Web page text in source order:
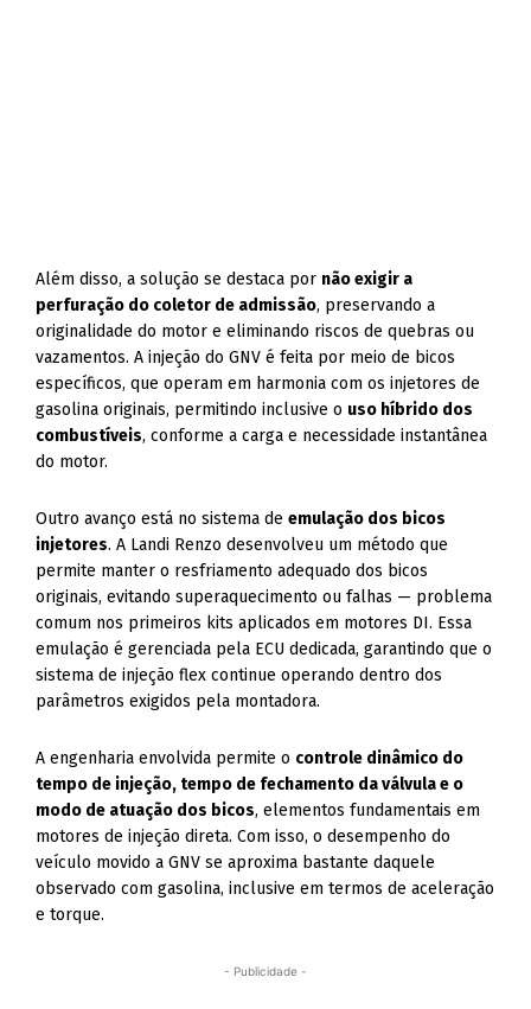
Além disso, a solução se destaca por não exigir a
perfuração do coletor de admissão, preservando a
originalidade do motor e eliminando riscos de quebras ou
vazamentos. A injeção do GNV é feita por meio de bicos
específicos, que operam em harmonia com os injetores de
gasolina originais, permitindo inclusive o uso híbrido dos
combustíveis, conforme a carga e necessidade instantânea
do motor.
Outro avanço está no sistema deemulação dos bicos
injetores. A Landi Renzo desenvolveu um método que
permite manter o resfriamento adequado dos bicos
originais, evitando superaquecimento ou falhas — problema
comum nos primeiros kits aplicados em motores DI. Essa
emulação é gerenciada pela ECU dedicada, garantindo que o
sistema de injeção flex continue operando dentro dos
parâmetros exigidos pela montadora.
A engenharia envolvida permite o controle dinâmico do
tempo de injeção, tempo de fechamento da válvula e o
modo de atuação dos bicos, elementos fundamentais em
motores de injeção direta. Com isso, o desempenho do
veículo movido a GNV se aproxima bastante daquele
observado com gasolina, inclusive em termos de aceleração
e torque.
- Publicidade -